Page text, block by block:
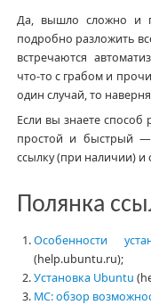
Да, вышло сложно и
подробно разложить
встречаются
что-то с грабом и
один случай, то
Если вы знаете
простой и быстрый —
ссылку (при наличии) и
Полянка
Особенности
(help.ubuntu.ru);
Установка Ubuntu
MC: обзор